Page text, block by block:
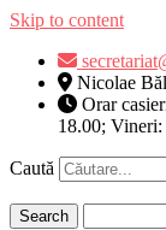
Skip to content
Nicolae
Orar
18.00;
Caută